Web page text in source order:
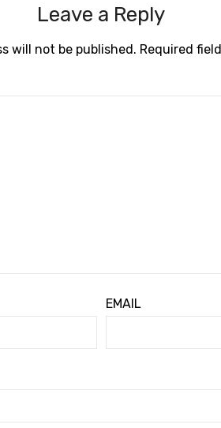
Leave a Reply
will not be published. Required
EMAIL